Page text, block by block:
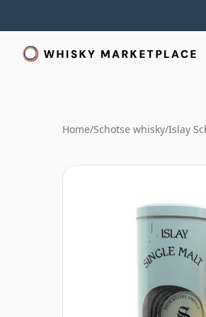
Home/Schotse whisky/Islay